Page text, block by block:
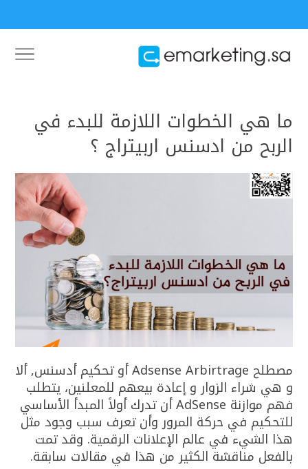
ما هي الخطوات اللازمة للبدء في
الربح من ادسنس اربيتراج ؟
مصطلح Adsense Arbirtrage أو تحكيم أدسنس, ألا
و هي شراء الزوار و إعادة بيعهم للمعلنين، يتطلب
فهم موازنة AdSense أن تدرك أولاً المبدأ الأساسي
للتحكيم في حركة المرور وأن تعرف سبب وجود مثل
هذا الشيء في عالم الإعلانات الرقمية. وقد تمت
بالفعل مناقشة الكثير من هذا في مقالات سابقة.